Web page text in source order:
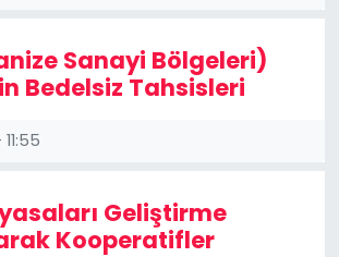
Sanayi Bölgeleri)
Bedelsiz Tahsisleri
Geliştirme
Kooperatifler